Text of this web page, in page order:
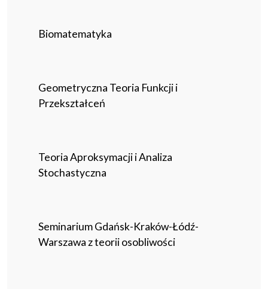
Biomatematyka
Geometryczna Teoria Funkcji i
Przekształceń
Teoria Aproksymacji i Analiza
Stochastyczna
Seminarium Gdańsk-Kraków-Łódź-
Warszawa z teorii osobliwości